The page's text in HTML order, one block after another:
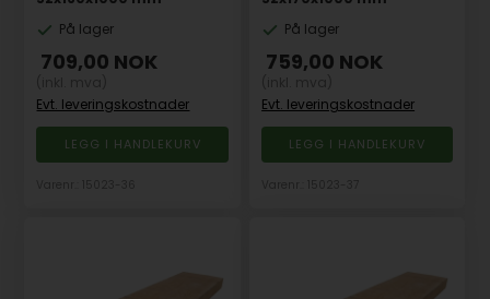
På lager
709,00 NOK
Evt. leveringskostnader
På lager
759,00 NOK
Evt. leveringskostnader